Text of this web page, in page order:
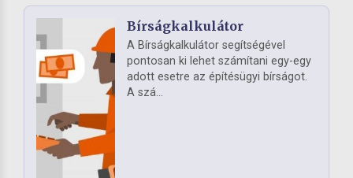
Bírságkalkulátor
A Bírságkalkulátor segítségével
pontosan ki lehet számítani egy-egy
adott esetre az építésügyi bírságot.
A szá...